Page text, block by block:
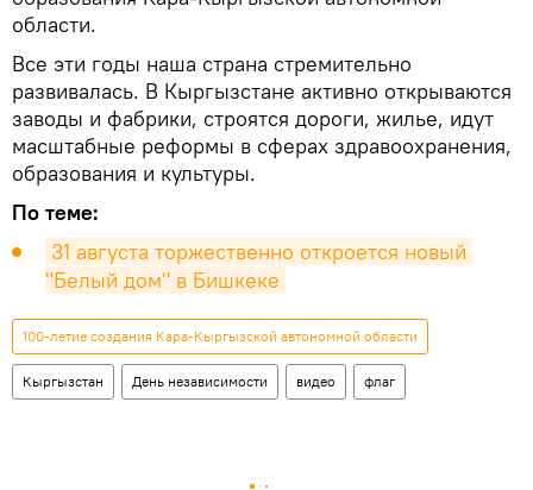
области.
Все эти годы наша страна стремительно
развивалась. В Кыргызстане активно открываются
заводы и фабрики, строятся дороги, жилье, идут
масштабные реформы в сферах здравоохранения,
образования и культуры.
По теме:
31 августа торжественно откроется новый
"Белый дом" в Бишкеке
100-летие создания Кара-Кыргызской автономной области
Кыргызстан День независимости видео флаг